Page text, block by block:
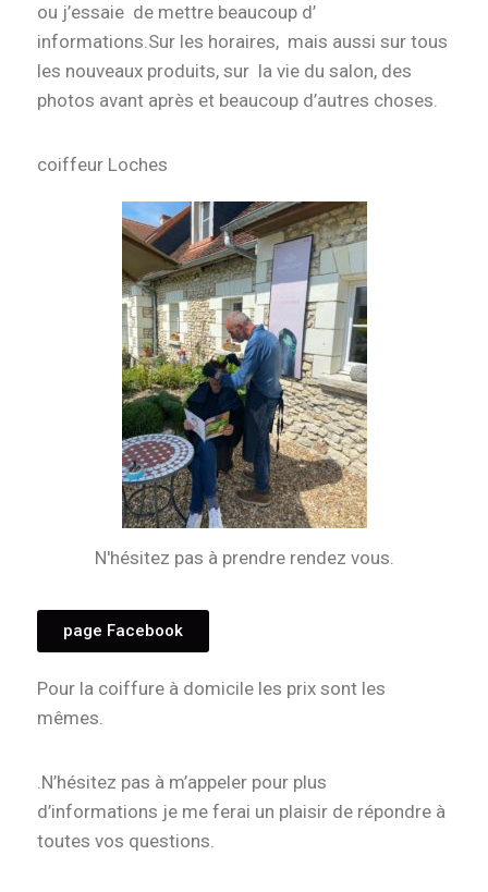
ou j’essaie de mettre beaucoup d’
informations.Sur les horaires, mais aussi sur tous
les nouveaux produits, sur la vie du salon, des
photos avant après et beaucoup d’autres choses.
coiffeur Loches
N'hésitez pas à prendre rendez vous.
page Facebook
Pour la coiffure à domicile les prix sont les
mêmes.
.N’hésitez pas à m’appeler pour plus
d’informations je me ferai un plaisir de répondre à
toutes vos questions.